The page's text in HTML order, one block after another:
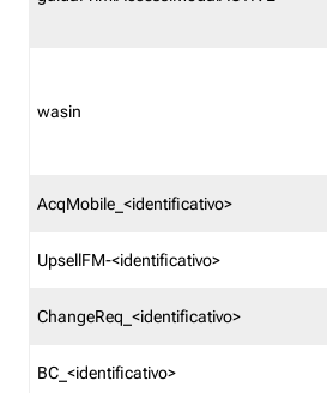
wasin
AcqMobile_<identificativo>
UpsellFM-<identificativo>
ChangeReq_<identificativo>
BC_<identificativo>